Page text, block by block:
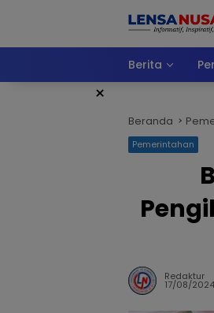
Berita
×
Beranda
Pemerintahan
Redaktur
17/08/2024